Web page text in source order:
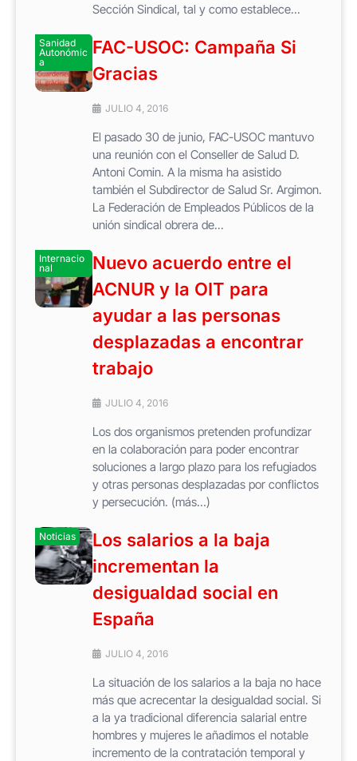
Sección Sindical, tal y como establece...
Sanidad
Autonómic
a
FAC-USOC: Campaña Si
Gracias
JULIO 4, 2016
El pasado 30 de junio, FAC-USOC mantuvo
una reunión con el Conseller de Salud D.
Antoni Comin. A la misma ha asistido
también el Subdirector de Salud Sr. Argimon.
La Federación de Empleados Públicos de la
unión sindical obrera de...
Internacio
nal
Nuevo acuerdo entre el
ACNUR y la OIT para
ayudar a las personas
desplazadas a encontrar
trabajo
JULIO 4, 2016
Los dos organismos pretenden profundizar
en la colaboración para poder encontrar
soluciones a largo plazo para los refugiados
y otras personas desplazadas por conflictos
y persecución. (más…)
Noticias
Los salarios a la baja
incrementan la
desigualdad social en
España
JULIO 4, 2016
La situación de los salarios a la baja no hace
más que acrecentar la desigualdad social. Si
a la ya tradicional diferencia salarial entre
hombres y mujeres le añadimos el notable
incremento de la contratación temporal y